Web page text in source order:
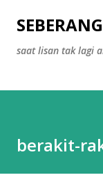
saat lisan tak lagi
berakit-